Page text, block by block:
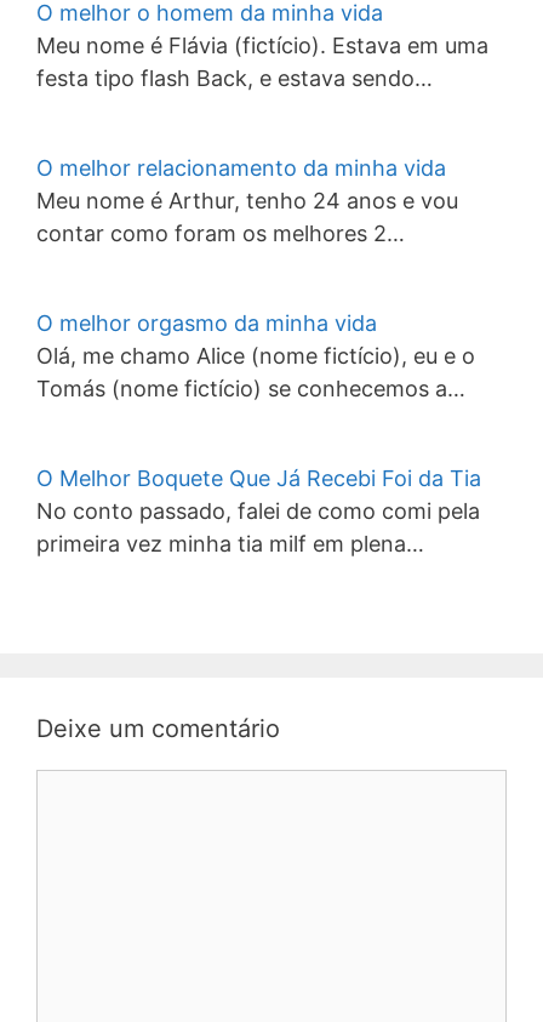
O melhor o homem da minha vida
Meu nome é Flávia (fictício). Estava em uma
festa tipo flash Back, e estava sendo…
O melhor relacionamento da minha vida
Meu nome é Arthur, tenho 24 anos e vou
contar como foram os melhores 2…
O melhor orgasmo da minha vida
Olá, me chamo Alice (nome fictício), eu e o
Tomás (nome fictício) se conhecemos a…
O Melhor Boquete Que Já Recebi Foi da Tia
No conto passado, falei de como comi pela
primeira vez minha tia milf em plena…
Deixe um comentário